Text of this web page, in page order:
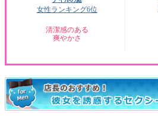
女性ランキング6位
清潔感のある
爽やかさ